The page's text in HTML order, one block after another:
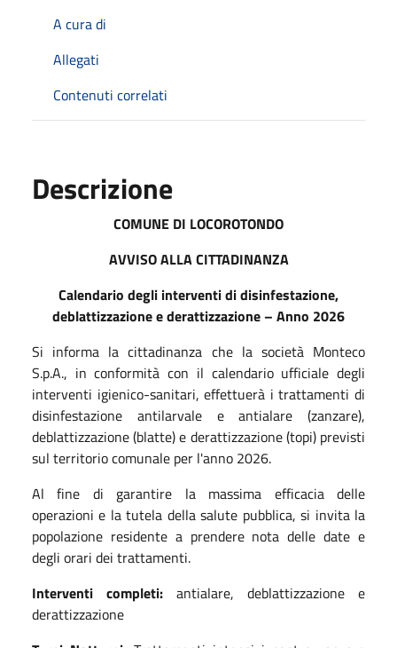
A cura di
Allegati
Contenuti correlati
Descrizione
COMUNE DI LOCOROTONDO
AVVISO ALLA CITTADINANZA
Calendario degli interventi di disinfestazione,
deblattizzazione e derattizzazione – Anno 2026
Si informa la cittadinanza che la società Monteco
S.p.A., in conformità con il calendario ufficiale degli
interventi igienico-sanitari, effettuerà i trattamenti di
disinfestazione antilarvale e antialare (zanzare),
deblattizzazione (blatte) e derattizzazione (topi) previsti
sul territorio comunale per l'anno 2026.
Al fine di garantire la massima efficacia delle
operazioni e la tutela della salute pubblica, si invita la
popolazione residente a prendere nota delle date e
degli orari dei trattamenti.
Interventi completi: antialare, deblattizzazione e
derattizzazione